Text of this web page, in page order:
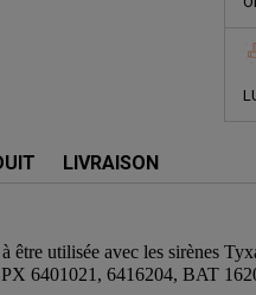
LIVRAISON
à être utilisée avec les sirènes
6401021, 6416204, BAT